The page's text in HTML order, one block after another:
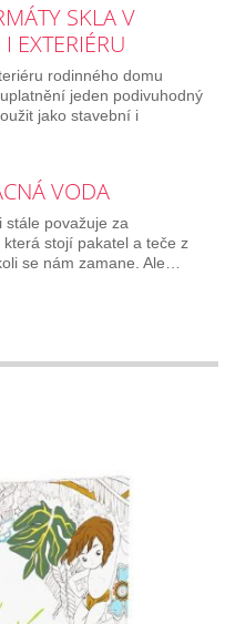
SKLA V
EXTERIÉRU
rodinného domu
jeden podivuhodný
jako stavební i
VODA
stále považuje za
stojí pakatel a teče z
se nám zamane. Ale…